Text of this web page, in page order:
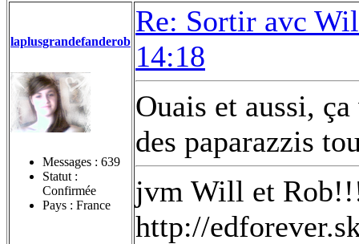
laplusgrandefanderob
Messages : 639
Statut :
Confirmée
Pays : France
Re: Sortir avc
14:18
Ouais et aussi,
des paparazzis
jvm Will et
http://